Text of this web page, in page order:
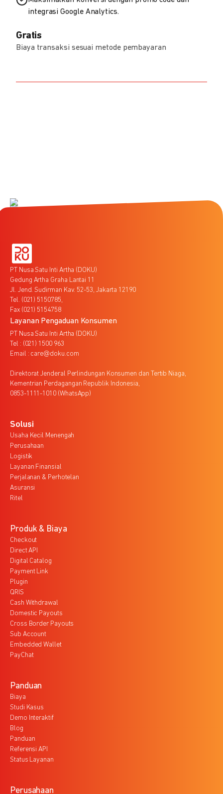
integrasi Google Analytics.
Gratis
Biaya transaksi sesuai metode pembayaran
PT Nusa Satu Inti Artha (DOKU)
Gedung Artha Graha Lantai 11
Jl. Jend. Sudirman Kav. 52-53, Jakarta 12190
Tel. (021) 5150785,
Fax (021) 5154758
Layanan Pengaduan Konsumen
PT Nusa Satu Inti Artha (DOKU)
Tel : (021) 1500 963
Email : care@doku.com
Direktorat Jenderal Perlindungan Konsumen dan Tertib Niaga,
Kementrian Perdagangan Republik Indonesia,
0853-1111-1010 (WhatsApp)
Solusi
Usaha Kecil Menengah
Perusahaan
Logistik
Layanan Finansial
Perjalanan & Perhotelan
Asuransi
Ritel
Produk & Biaya
Checkout
Direct API
Digital Catalog
Payment Link
Plugin
QRIS
Cash Withdrawal
Domestic Payouts
Cross Border Payouts
Sub Account
Embedded Wallet
PayChat
Panduan
Biaya
Studi Kasus
Demo Interaktif
Blog
Panduan
Referensi API
Status Layanan
Perusahaan